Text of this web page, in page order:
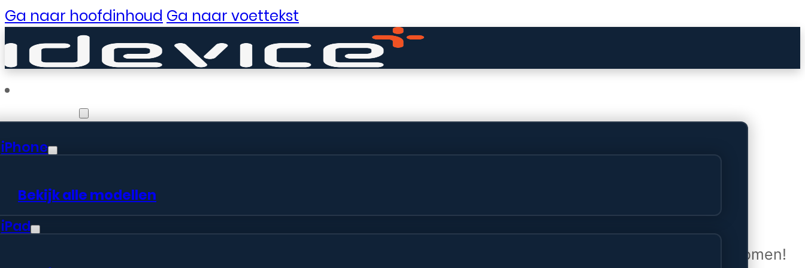
Ga naar hoofdinhoud Ga naar voettekst
iPhone
Bekijk alle modellen
iPad
Er zijn geweldige dingen in het verschiet
Er is iets moois in het vooruitzicht! Onze winkel wordt momenteel gebouwd en zal binnenkort online komen!